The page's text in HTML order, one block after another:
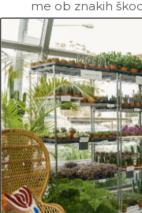
me ob znakih
ali mešanico
Pogoste težave
Gnitje:če
spodnji listi,
mokra, si me po
Prosim, da
nagnite korenine,
popolnoma svežo
Rumeni listi: